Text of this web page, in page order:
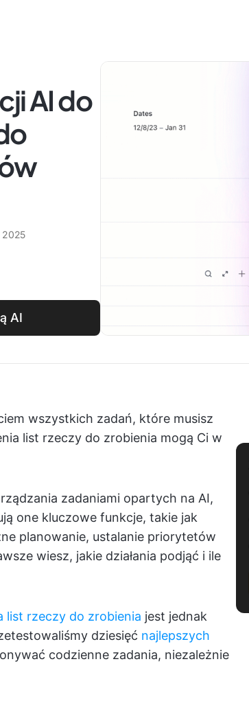
AI do
2025
AI
wszystkich zadań, które musisz
list rzeczy do zrobienia mogą Ci w
zadaniami opartych na AI,
one kluczowe funkcje, takie jak
planowanie, ustalanie priorytetów
wiesz, jakie działania podjąć i ile
list rzeczy do zrobienia jest jednak
dziesięć najlepszych
codzienne zadania, niezależnie